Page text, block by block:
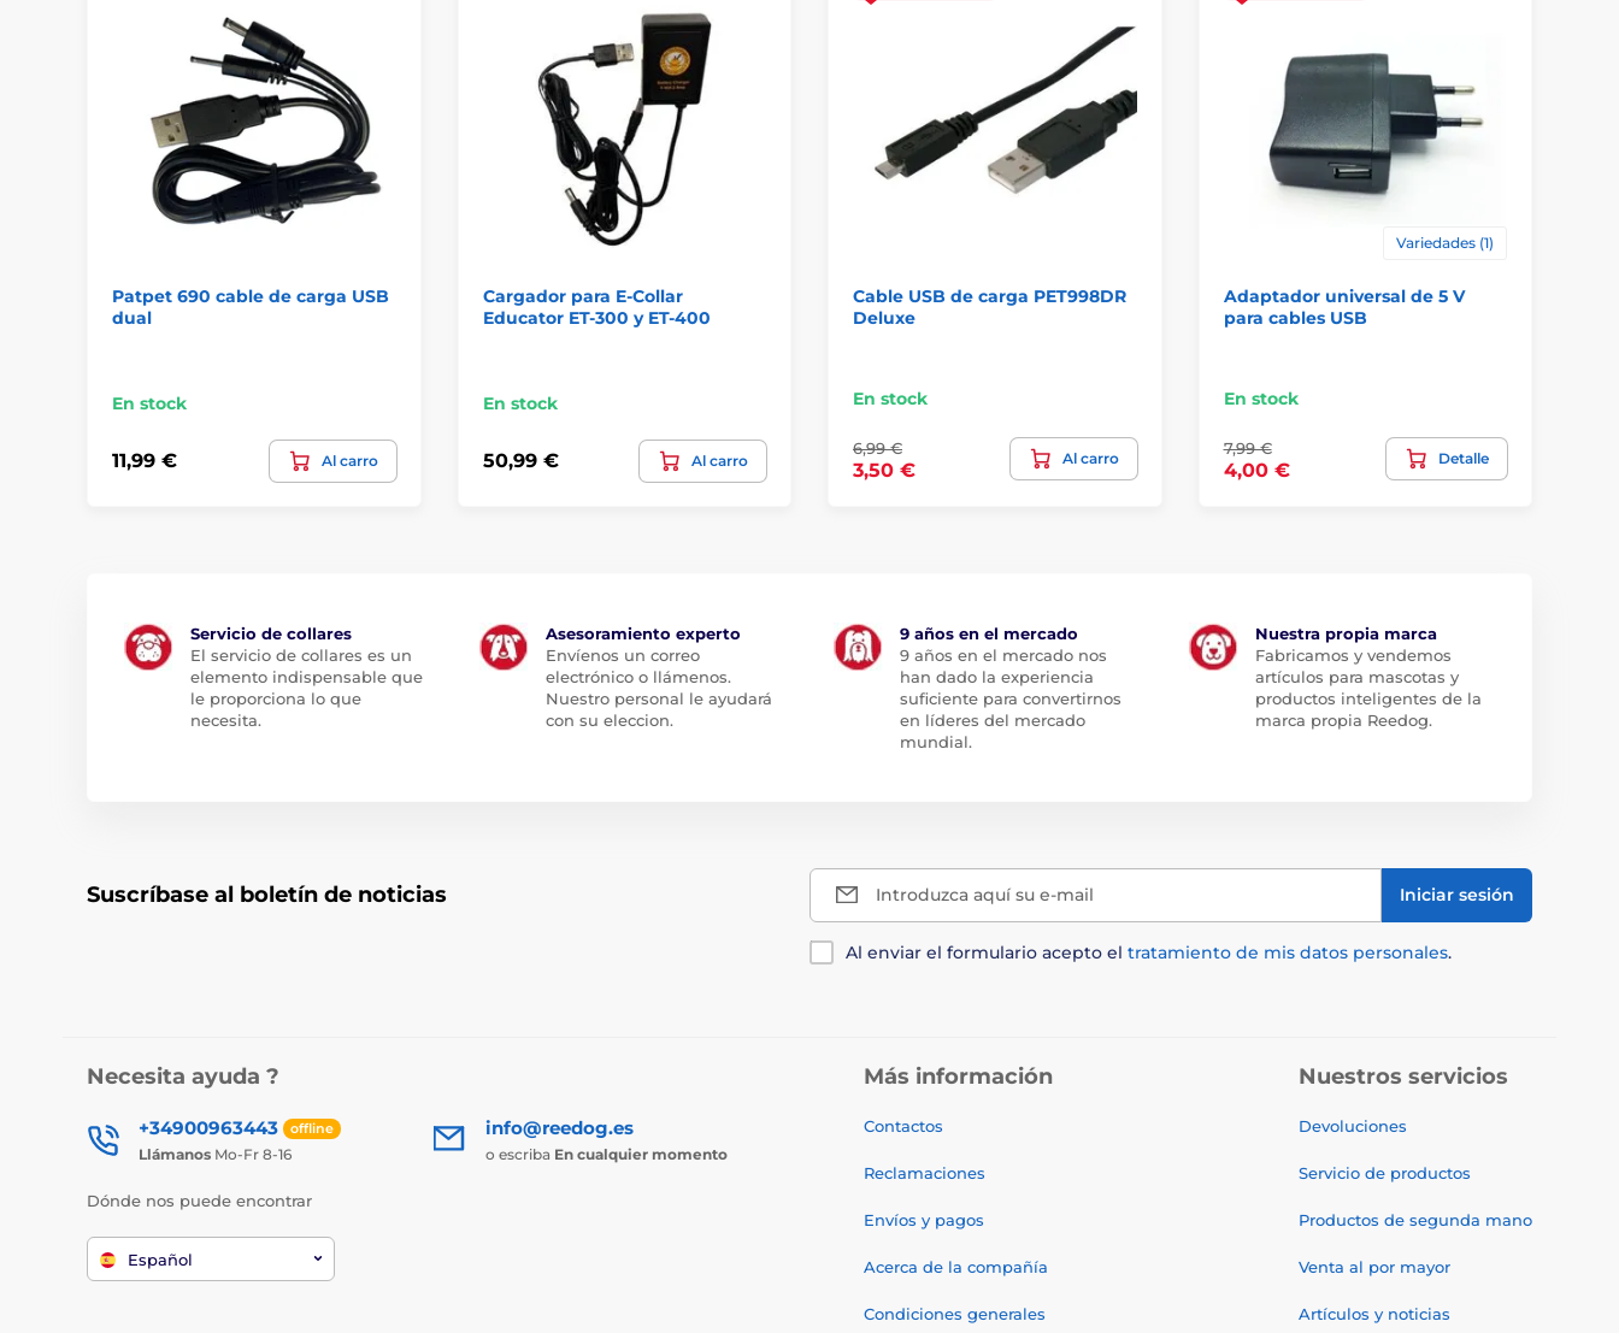
Patpet 690 cable de carga USB
dual
En stock
11,99 € Al carro
Cargador para E-Collar
Educator ET-300 y ET-400
En stock
50,99 € Al carro
Cable USB de carga PET998DR
Deluxe
En stock
6,99 €
3,50 €
Al carro
Variedades (1)
Adaptador universal de 5 V
para cables USB
En stock
7,99 €
4,00 €
Detalle
Servicio de collares
El servicio de collares es un
elemento indispensable que
le proporciona lo que
necesita.
Asesoramiento experto
Envíenos un correo
electrónico o llámenos.
Nuestro personal le ayudará
con su eleccion.
9 años en el mercado
9 años en el mercado nos
han dado la experiencia
suficiente para convertirnos
en líderes del mercado
mundial.
Nuestra propia marca
Fabricamos y vendemos
artículos para mascotas y
productos inteligentes de la
marca propia Reedog.
Suscríbase al boletín de noticias Introduzca aquí su e-mail Iniciar sesión
Al enviar el formulario acepto el tratamiento de mis datos personales.
Necesita ayuda ?
+34900963443 offline
Llámanos Mo-Fr 8-16
info@reedog.es
o escriba En cualquier momento
Dónde nos puede encontrar
Español
Más información
Contactos
Reclamaciones
Envíos y pagos
Acerca de la compañía
Condiciones generales
Nuestros servicios
Devoluciones
Servicio de productos
Productos de segunda mano
Venta al por mayor
Artículos y noticias